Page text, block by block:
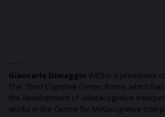
.......
Giancarlo Dimaggio (MD) is a prominent
The Third Cognitive Center, Roma, which
the development of «Metacognitive
works in the Centre for Metacognitive